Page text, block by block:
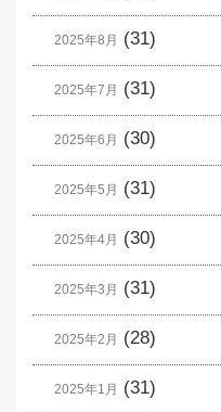
2025年8月 (31)
2025年7月 (31)
2025年6月 (30)
2025年5月 (31)
2025年4月 (30)
2025年3月 (31)
2025年2月 (28)
2025年1月 (31)